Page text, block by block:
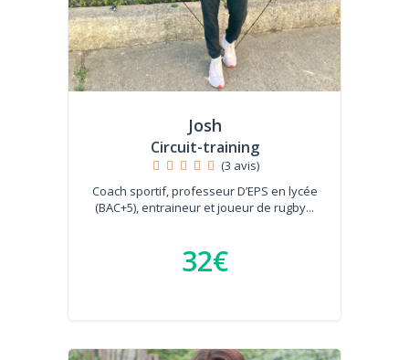
Josh
Circuit-training
(3 avis)
Coach sportif, professeur D’EPS en lycée
(BAC+5), entraineur et joueur de rugby...
32€